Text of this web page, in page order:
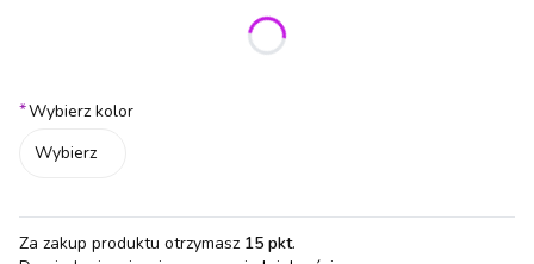
Poszczególne warianty mogą różnić się ceną
*Wybierz kolor
Wybierz
Za zakup produktu otrzymasz 15 pkt.